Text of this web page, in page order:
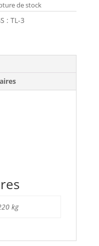
de stock
:TL-3
kg